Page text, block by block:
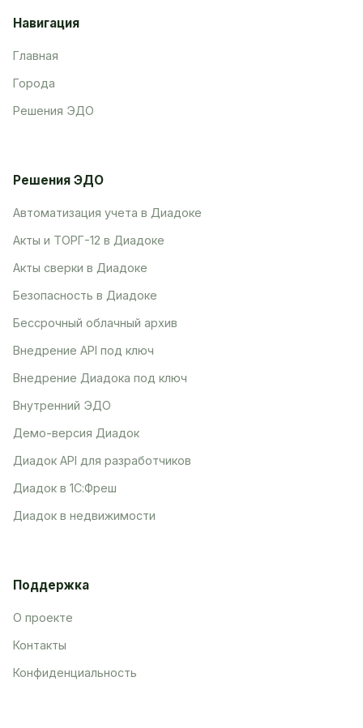
Навигация
Главная
Города
Решения ЭДО
Решения ЭДО
Автоматизация учета в Диадоке
Акты и ТОРГ-12 в Диадоке
Акты сверки в Диадоке
Безопасность в Диадоке
Бессрочный облачный архив
Внедрение API под ключ
Внедрение Диадока под ключ
Внутренний ЭДО
Демо-версия Диадок
Диадок API для разработчиков
Диадок в 1С:Фреш
Диадок в недвижимости
Поддержка
О проекте
Контакты
Конфиденциальность